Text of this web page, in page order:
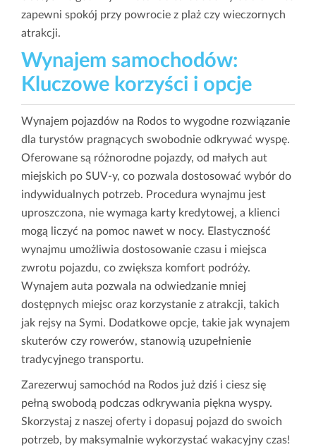
zapewni spokój przy powrocie z plaż czy wieczornych
atrakcji.
Wynajem samochodów:
Kluczowe korzyści i opcje
Wynajem pojazdów na Rodos to wygodne rozwiązanie
dla turystów pragnących swobodnie odkrywać wyspę.
Oferowane są różnorodne pojazdy, od małych aut
miejskich po SUV-y, co pozwala dostosować wybór do
indywidualnych potrzeb. Procedura wynajmu jest
uproszczona, nie wymaga karty kredytowej, a klienci
mogą liczyć na pomoc nawet w nocy. Elastyczność
wynajmu umożliwia dostosowanie czasu i miejsca
zwrotu pojazdu, co zwiększa komfort podróży.
Wynajem auta pozwala na odwiedzanie mniej
dostępnych miejsc oraz korzystanie z atrakcji, takich
jak rejsy na Symi. Dodatkowe opcje, takie jak wynajem
skuterów czy rowerów, stanowią uzupełnienie
tradycyjnego transportu.
Zarezerwuj samochód na Rodos już dziś i ciesz się
pełną swobodą podczas odkrywania piękna wyspy.
Skorzystaj z naszej oferty i dopasuj pojazd do swoich
potrzeb, by maksymalnie wykorzystać wakacyjny czas!